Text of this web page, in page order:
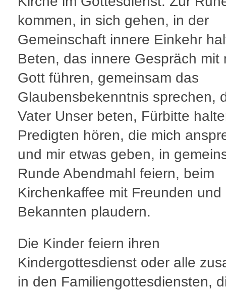
kommen, in sich gehen, in der
Gemeinschaft innere Einkehr
Beten, das innere Gespräch mit
Gott führen, gemeinsam das
Glaubensbekenntnis sprechen,
Vater Unser beten, Fürbitte
Predigten hören, die mich
und mir etwas geben, in
Runde Abendmahl feiern, beim
Kirchenkaffee mit Freunden und
Bekannten plaudern.
Die Kinder feiern ihren
Kindergottesdienst oder alle
in den Familiengottesdiensten,